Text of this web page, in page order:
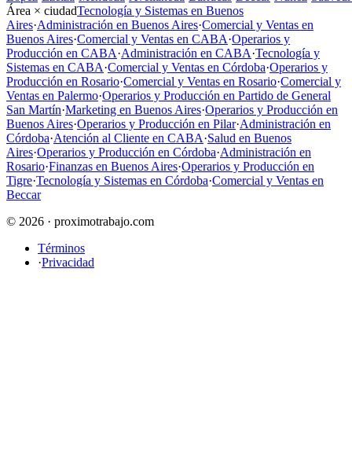
Área × ciudadTecnología y Sistemas en Buenos
Aires·Administración en Buenos Aires·Comercial y Ventas en
Buenos Aires·Comercial y Ventas en CABA·Operarios y
Producción en CABA·Administración en CABA·Tecnología y
Sistemas en CABA·Comercial y Ventas en Córdoba·Operarios y
Producción en Rosario·Comercial y Ventas en Rosario·Comercial y
Ventas en Palermo·Operarios y Producción en Partido de General
San Martín·Marketing en Buenos Aires·Operarios y Producción en
Buenos Aires·Operarios y Producción en Pilar·Administración en
Córdoba·Atención al Cliente en CABA·Salud en Buenos
Aires·Operarios y Producción en Córdoba·Administración en
Rosario·Finanzas en Buenos Aires·Operarios y Producción en
Tigre·Tecnología y Sistemas en Córdoba·Comercial y Ventas en
Beccar
© 2026 · proximotrabajo.com
Términos
·Privacidad